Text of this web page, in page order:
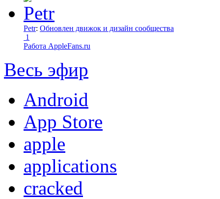
Petr: Обновлен движок и дизайн сообщества
1
Работа AppleFans.ru
Весь эфир
Android
App Store
apple
applications
cracked